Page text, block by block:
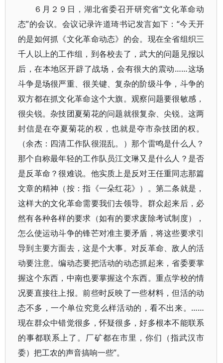
６月２９日，湖北省委召开研究省“文化革命动
态”的会议。会议记录许道琦书记发言如下：“今天开
的是如何抓《文化革命动态》的会。现在全省组织三
千人以上的工作组，到各校去了，武大的问题见报以
后，在本地区开辟了战场，会有很大的震动……这场
斗争是场很严重、很关键、复杂的阶级斗争，斗争的
双方都在抓文化革命这个大旗。观察问题要很敏感，
很尖锐。杂技团夏菊花的问题就很复杂、尖锐。这两
封信是在夺夏菊花的权，也就是夺市杂技团的权。
（余杰：四清工作队很混乱。）那个雷鸣是什么人？
那个自称最年轻的工作队员江文琳又是什么人？是否
是反革命？很难说。他实质上是反对王任重同志那篇
文章的精神（按：指《一朵红花》）。第二条就是，
这样大的文化革命需要我们去领导。群众起来后，必
然有各种各样的要求（如有的要求废除考试制度），
怎么使运动斗争的锋芒对准主要矛盾，将这些要求引
导到主要方面去，这是个大事。对反革命、敌人的活
动要注意。编动态要把活动的动态抓起来，省委要掌
握这个东西，中南也要掌握这个东西。重点学校的情
况要直接往上报。前些时反映了一些材料，但活的动
态不多，一个单位究竟么样活动的，看不出来。……
现在群众中错觉很多，怀疑很多，好多根本不能联系
的事都联系上了。厂矿都在市里，你们（指武汉市
委）把工农的声音搞响一些”。